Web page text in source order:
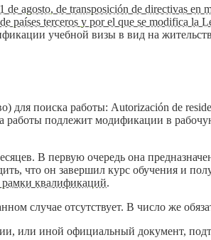
de agosto, de transposición de directivas en
países terceros y por el que se modifica la
учебной визы в вид на
поиска работы: Autorización de
работы подлежит модификации в
В первую очередь она
что он завершил курс обучения и
квалификаций.
случае отсутствует. В число же
или иной официальный документ,